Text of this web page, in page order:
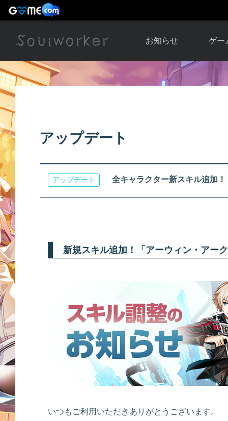
お知らせ
お知らせ一覧
ゲー
ソウ
アップ
アップデート
アップデート 全キャラクター新スキル追加
新規スキル追加！「アーウィン・アー
いつもご利用いただきありがとうございます。